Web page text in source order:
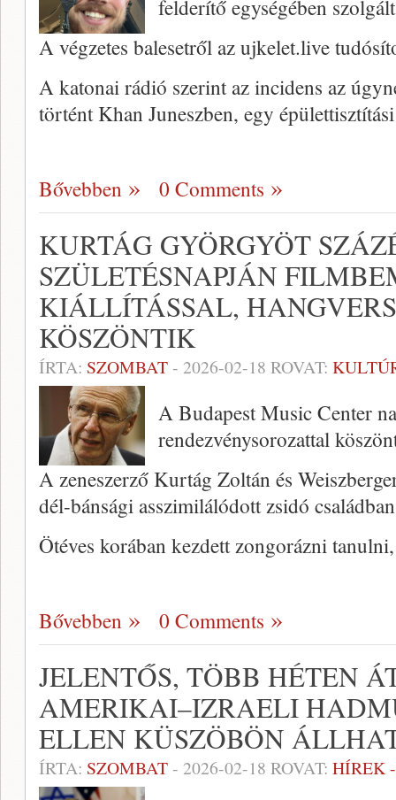
felderítő egységében
A végzetes balesetről az ujkelet.live
A katonai rádió szerint az incidens az
történt Khan Juneszben, egy
Bővebben 0 Comments
KURTÁG GYÖRGYÖT
SZÜLETÉSNAPJÁN
KIÁLLÍTÁSSAL,
KÖSZÖNTIK
ÍRTA: SZOMBAT- 2026-02-18 ROVAT:
A Budapest Music Center
rendezvénysorozattal
A zeneszerző Kurtág Zoltán és
dél-bánsági asszimilálódott zsidó
Ötéves korában kezdett zongorázni
Bővebben 0 Comments
JELENTŐS, TÖBB HÉTEN
AMERIKAI–IZRAELI
ELLEN KÜSZÖBÖN
ÍRTA: SZOMBAT- 2026-02-18 ROVAT: HÍREK